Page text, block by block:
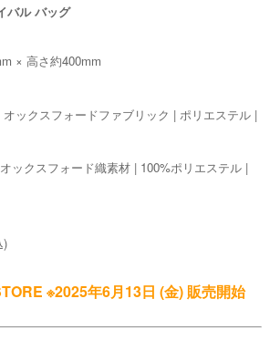
バル バッグ
× 高さ約400mm
ックスフォードファブリック | ポリエステル |
スフォード織素材 | 100%ポリエステル |
)
※2025年6月13日 (金) 販売開始